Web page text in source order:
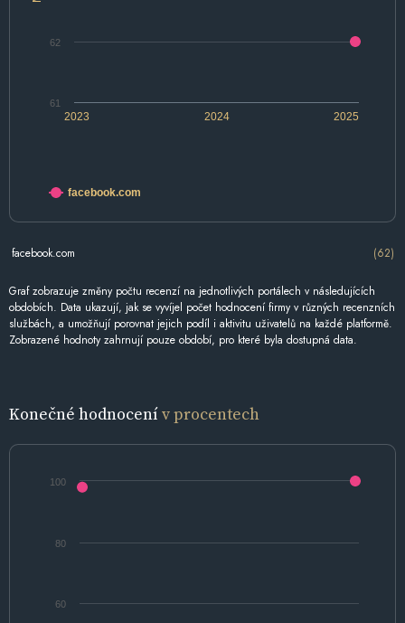
2023 2024 2025
62
61
facebook.com
facebook.com (62)
Graf zobrazuje změny počtu recenzí na jednotlivých portálech v následujících
obdobích. Data ukazují, jak se vyvíjel počet hodnocení firmy v různých recenzních
službách, a umožňují porovnat jejich podíl i aktivitu uživatelů na každé platformě.
Zobrazené hodnoty zahrnují pouze období, pro které byla dostupná data.
Konečné hodnocenív procentech
60
80
100